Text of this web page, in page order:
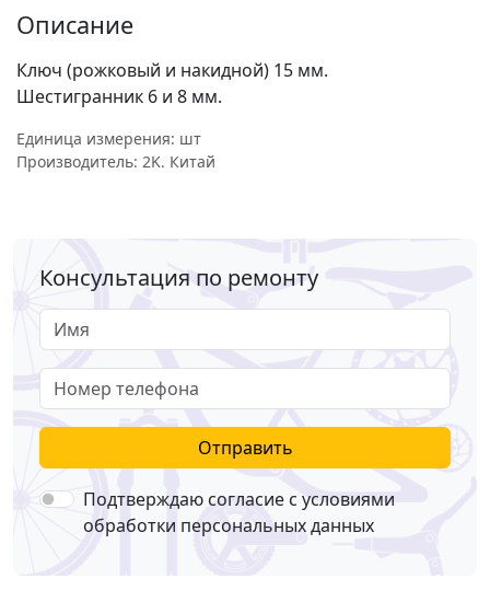
Описание
Ключ (рожковый и накидной) 15 мм.
Шестигранник 6 и 8 мм.
Единица измерения: шт
Производитель: 2K. Китай
Консультация по ремонту
Имя
Номер телефона
Отправить
Подтверждаю согласие с условиями
обработки персональных данных